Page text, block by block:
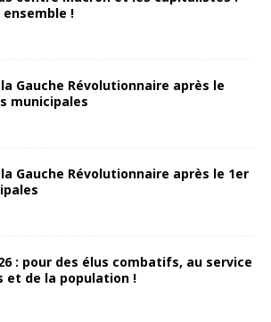
!
Gauche Révolutionnaire après le
municipales
Gauche Révolutionnaire après le 1er
: pour des élus combatifs, au service
et de la population !